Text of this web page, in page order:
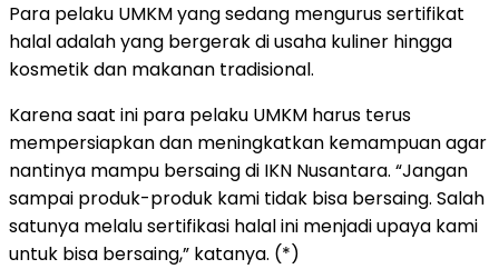
Para pelaku UMKM yang sedang mengurus sertifikat
halal adalah yang bergerak di usaha kuliner hingga
kosmetik dan makanan tradisional.
Karena saat ini para pelaku UMKM harus terus
mempersiapkan dan meningkatkan kemampuan agar
nantinya mampu bersaing di IKN Nusantara. “Jangan
sampai produk-produk kami tidak bisa bersaing. Salah
satunya melalu sertifikasi halal ini menjadi upaya kami
untuk bisa bersaing,” katanya. (*)